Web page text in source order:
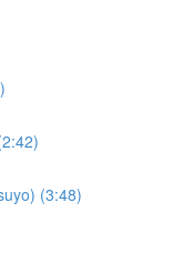
(3:48)